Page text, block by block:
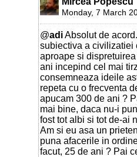
Monday, 7 March
@adiAbsolut de
subiectiva a civilizatiei
aproape si
ani incepind cel mai
consemneaza ideile
repeta cu o frecventa
apucam 300 de ani ?
mai bine, daca nu-i
fost tot albi si tot de-ai
Am si eu asa un
puna afacerile in
facut, 25 de ani ? Pai